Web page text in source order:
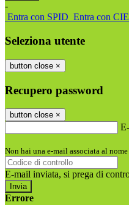
-
Entra con SPID Entra con CIE
Seleziona utente
button close ×
Recupero password
button close ×
Non hai una e-mail associata al
E-mail inviata, si prega di
Errore